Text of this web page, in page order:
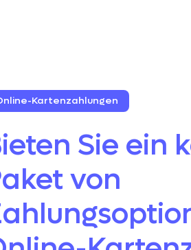
Kartenzahlungen
Sie ein
von